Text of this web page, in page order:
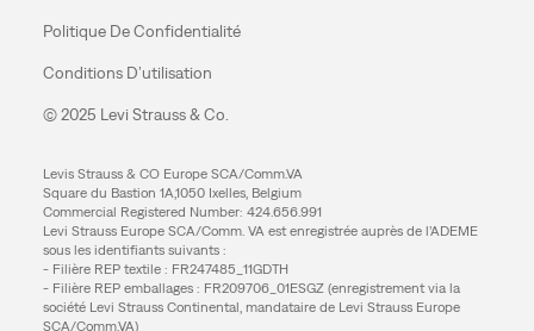
Politique De Confidentialité
Conditions D’utilisation
© 2025 Levi Strauss & Co.
Levis Strauss & CO Europe SCA/Comm.VA
Square du Bastion 1A,1050 Ixelles, Belgium
Commercial Registered Number: 424.656.991
Levi Strauss Europe SCA/Comm. VA est enregistrée auprès de l’ADEME
sous les identifiants suivants :
- Filière REP textile : FR247485_11GDTH
- Filière REP emballages : FR209706_01ESGZ (enregistrement via la
société Levi Strauss Continental, mandataire de Levi Strauss Europe
SCA/Comm.VA)